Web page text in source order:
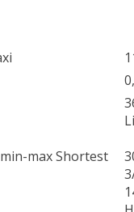
max Shortest